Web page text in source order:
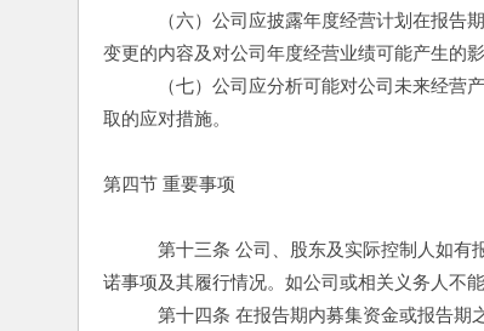
（六）公司应披露年度经营计划在报告期内
变更的内容及对公司年度经营业绩可能产生的影
（七）公司应分析可能对公司未来经营产
取的应对措施。
第四节 重要事项
第十三条 公司、股东及实际控制人如有报
诺事项及其履行情况。如公司或相关义务人不
第十四条 在报告期内募集资金或报告期之